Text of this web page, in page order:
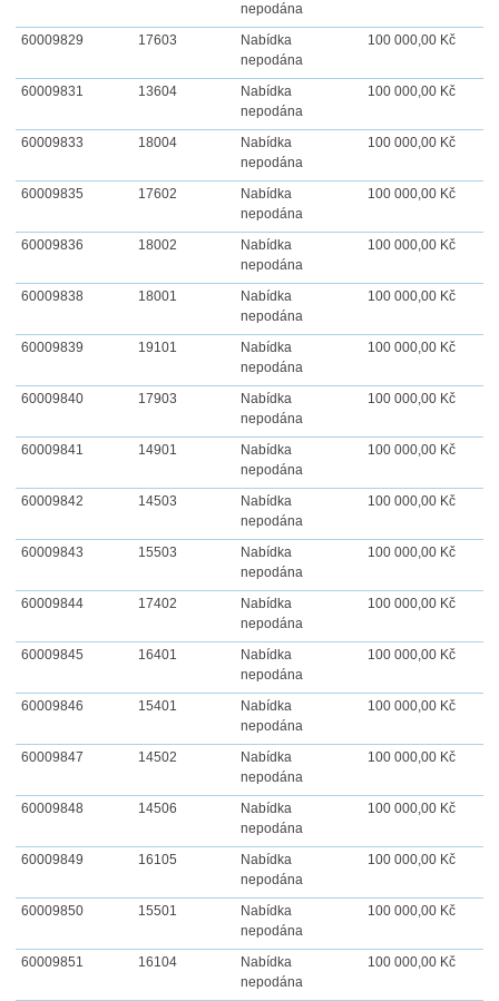
nepodána
60009829 17603
Nabídka
nepodána
100 000,00 Kč
60009831 13604
Nabídka
nepodána
100 000,00 Kč
60009833 18004
Nabídka
nepodána
100 000,00 Kč
60009835 17602
Nabídka
nepodána
100 000,00 Kč
60009836 18002
Nabídka
nepodána
100 000,00 Kč
60009838 18001
Nabídka
nepodána
100 000,00 Kč
60009839 19101
Nabídka
nepodána
100 000,00 Kč
60009840 17903
Nabídka
nepodána
100 000,00 Kč
60009841 14901
Nabídka
nepodána
100 000,00 Kč
60009842 14503
Nabídka
nepodána
100 000,00 Kč
60009843 15503
Nabídka
nepodána
100 000,00 Kč
60009844 17402
Nabídka
nepodána
100 000,00 Kč
60009845 16401
Nabídka
nepodána
100 000,00 Kč
60009846 15401
Nabídka
nepodána
100 000,00 Kč
60009847 14502
Nabídka
nepodána
100 000,00 Kč
60009848 14506
Nabídka
nepodána
100 000,00 Kč
60009849 16105
Nabídka
nepodána
100 000,00 Kč
60009850 15501
Nabídka
nepodána
100 000,00 Kč
60009851 16104
Nabídka
nepodána
100 000,00 Kč